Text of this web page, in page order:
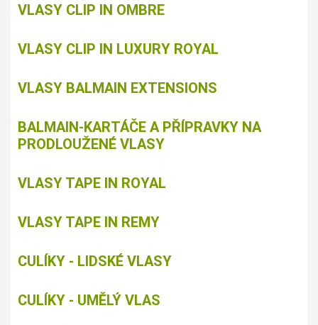
VLASY CLIP IN OMBRE
VLASY CLIP IN LUXURY ROYAL
VLASY BALMAIN EXTENSIONS
BALMAIN-KARTÁČE A PŘÍPRAVKY NA
PRODLOUŽENÉ VLASY
VLASY TAPE IN ROYAL
VLASY TAPE IN REMY
CULÍKY - LIDSKÉ VLASY
CULÍKY - UMĚLÝ VLAS